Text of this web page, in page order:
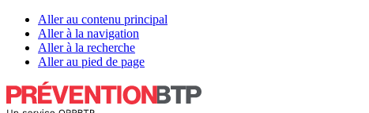
Aller au contenu principal
Aller à la navigation
Aller à la recherche
Aller au pied de page